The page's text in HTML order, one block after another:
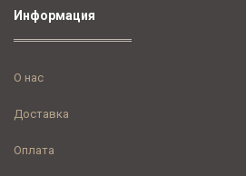
Информация
О нас
Доставка
Оплата